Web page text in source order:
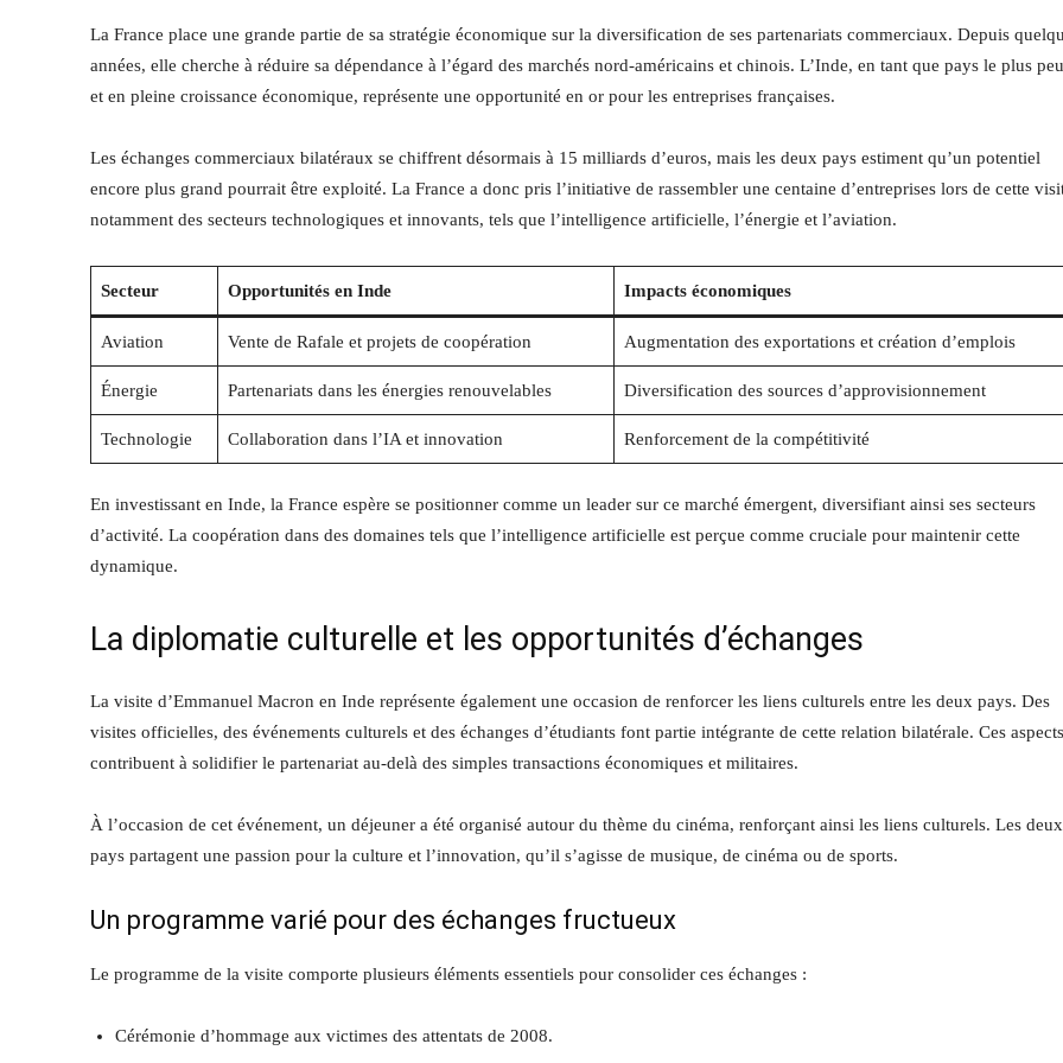
La France place une grande partie de sa stratégie économique sur la diversification de ses partenariats commerciaux. Depuis
années, elle cherche à réduire sa dépendance à l’égard des marchés nord-américains et chinois. L’Inde, en tant que pays le plus
et en pleine croissance économique, représente une opportunité en or pour les entreprises françaises.
Les échanges commerciaux bilatéraux se chiffrent désormais à 15 milliards d’euros, mais les deux pays estiment qu’un potentiel
encore plus grand pourrait être exploité. La France a donc pris l’initiative de rassembler une centaine d’entreprises lors de cette
notamment des secteurs technologiques et innovants, tels que l’intelligence artificielle, l’énergie et l’aviation.
Secteur Opportunités en Inde Impacts économiques
Aviation Vente de Rafale et projets de coopération Augmentation des exportations et création d’emplois
Énergie Partenariats dans les énergies renouvelables Diversification des sources d’approvisionnement
Technologie Collaboration dans l’IA et innovation Renforcement de la compétitivité
En investissant en Inde, la France espère se positionner comme un leader sur ce marché émergent, diversifiant ainsi ses secteurs
d’activité. La coopération dans des domaines tels que l’intelligence artificielle est perçue comme cruciale pour maintenir cette
dynamique.
La diplomatie culturelle et les opportunités d’échanges
La visite d’Emmanuel Macron en Inde représente également une occasion de renforcer les liens culturels entre les deux pays. Des
visites officielles, des événements culturels et des échanges d’étudiants font partie intégrante de cette relation bilatérale. Ces aspects
contribuent à solidifier le partenariat au-delà des simples transactions économiques et militaires.
À l’occasion de cet événement, un déjeuner a été organisé autour du thème du cinéma, renforçant ainsi les liens culturels. Les deux
pays partagent une passion pour la culture et l’innovation, qu’il s’agisse de musique, de cinéma ou de sports.
Un programme varié pour des échanges fructueux
Le programme de la visite comporte plusieurs éléments essentiels pour consolider ces échanges :
Cérémonie d’hommage aux victimes des attentats de 2008.